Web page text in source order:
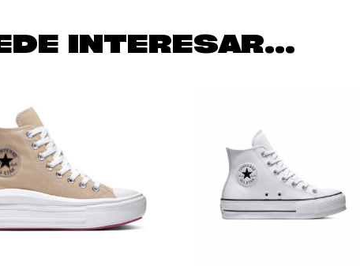
INTERESAR...